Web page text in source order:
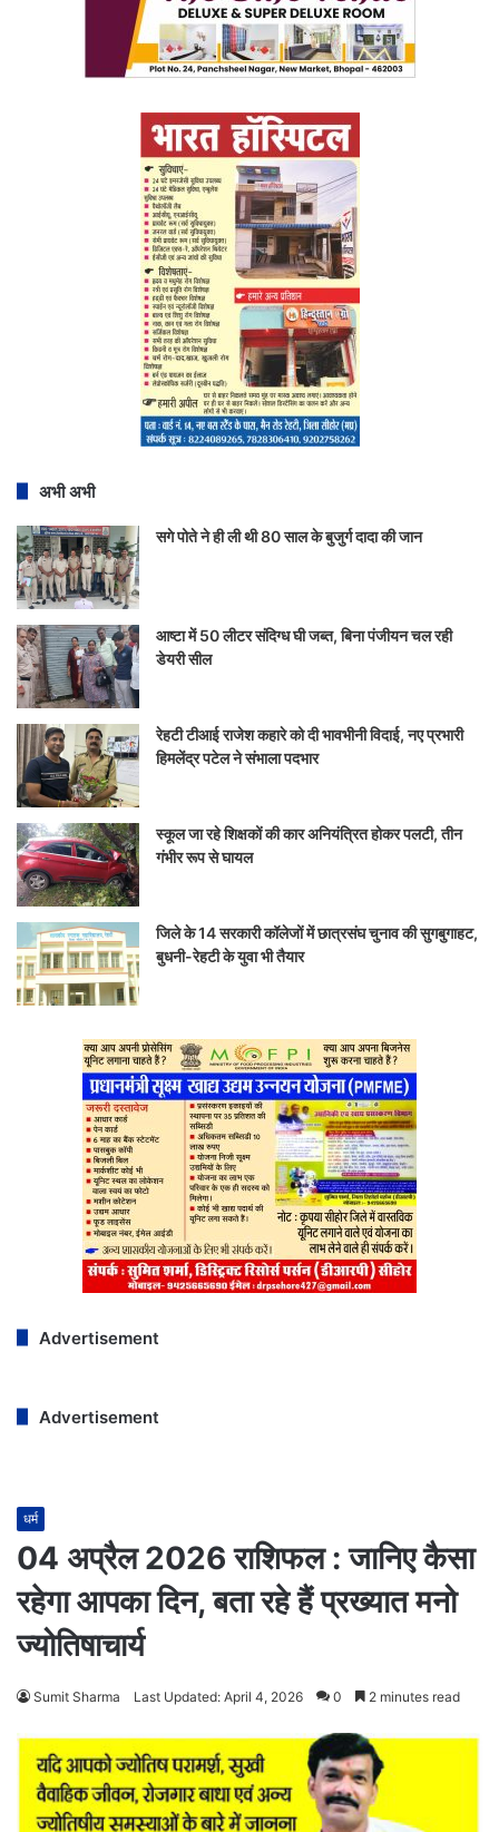
अभी अभी
सगे पोते ने ही ली थी 80 साल के बुजुर्ग दादा की जान
आष्टा में 50 लीटर संदिग्ध घी जब्त, बिना पंजीयन चल रही
डेयरी सील
रेहटी टीआई राजेश कहारे को दी भावभीनी विदाई, नए प्रभारी
हिमलेंद्र पटेल ने संभाला पदभार
स्कूल जा रहे शिक्षकों की कार अनियंत्रित होकर पलटी, तीन
गंभीर रूप से घायल
जिले के 14 सरकारी कॉलेजों में छात्रसंघ चुनाव की सुगबुगाहट,
बुधनी-रेहटी के युवा भी तैयार
Advertisement
Advertisement